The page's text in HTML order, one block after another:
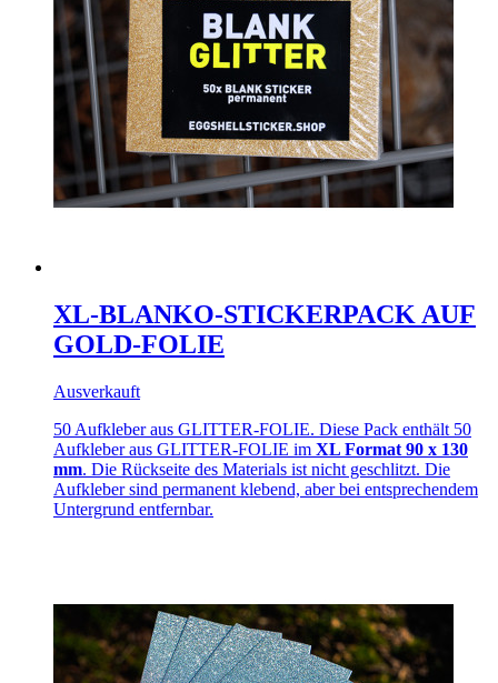
XL-BLANKO-STICKERPACK AUF
GOLD-FOLIE
Ausverkauft
50 Aufkleber aus GLITTER-FOLIE. Diese Pack enthält 50
Aufkleber aus GLITTER-FOLIE im XL Format 90 x 130
mm. Die Rückseite des Materials ist nicht geschlitzt. Die
Aufkleber sind permanent klebend, aber bei entsprechendem
Untergrund entfernbar.